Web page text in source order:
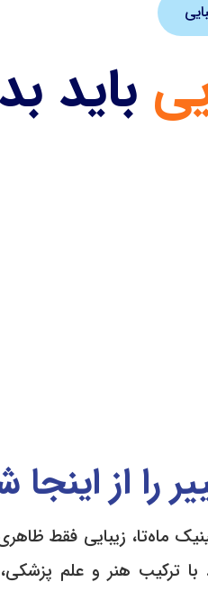
باید
را از
ماه‌تا، زیبایی فقط
ترکیب هنر و علم